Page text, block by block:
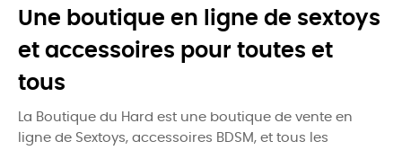
Une boutique en ligne de sextoys
et accessoires pour toutes et
tous
La Boutique du Hard est une boutique de vente en
ligne de Sextoys, accessoires BDSM, et tous les